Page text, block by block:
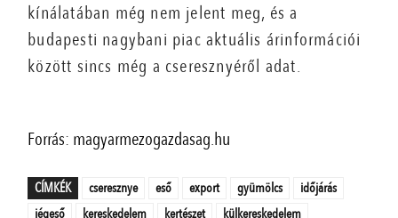
kínálatában még nem jelent meg, és a
budapesti nagybani piac aktuális árinformációi
között sincs még a cseresznyéről adat.
Forrás: magyarmezogazdasag.hu
CÍMKÉK cseresznye eső export gyümölcs
időjárás
jégeső
kereskedelem kertészet
külkereskedelem